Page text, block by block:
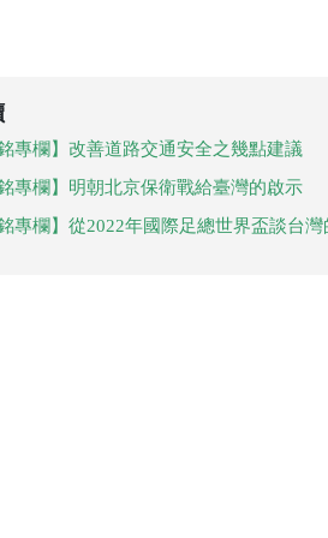
銘專欄】改善道路交通安全之幾點建議
銘專欄】明朝北京保衛戰給臺灣的啟示
銘專欄】從2022年國際足總世界盃談台